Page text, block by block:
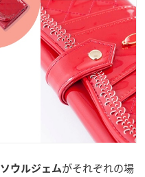
ソウルジェムがそれぞれの場